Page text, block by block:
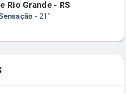
Rio Grande - RS
- 21°